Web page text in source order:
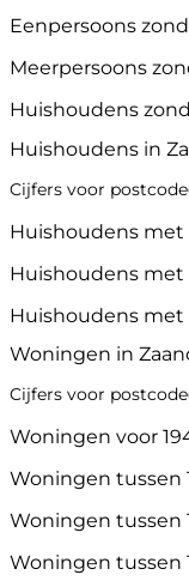
Eenpersoons
Meerpersoons
Huishoudens
Huishoudens in
Cijfers voor
Huishoudens met
Huishoudens
Huishoudens
Woningen in
Cijfers voor
Woningen voor
Woningen tussen
Woningen tussen
Woningen tussen